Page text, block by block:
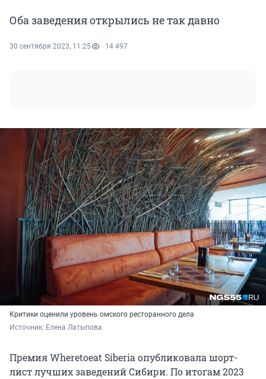
Оба заведения открылись не так давно
30 сентября 2023, 11:25 14 497
Критики оценили уровень омского ресторанного дела
Источник: Елена Латыпова
Премия Wheretoeat Siberia опубликовала шорт-
лист лучших заведений Сибири. По итогам 2023